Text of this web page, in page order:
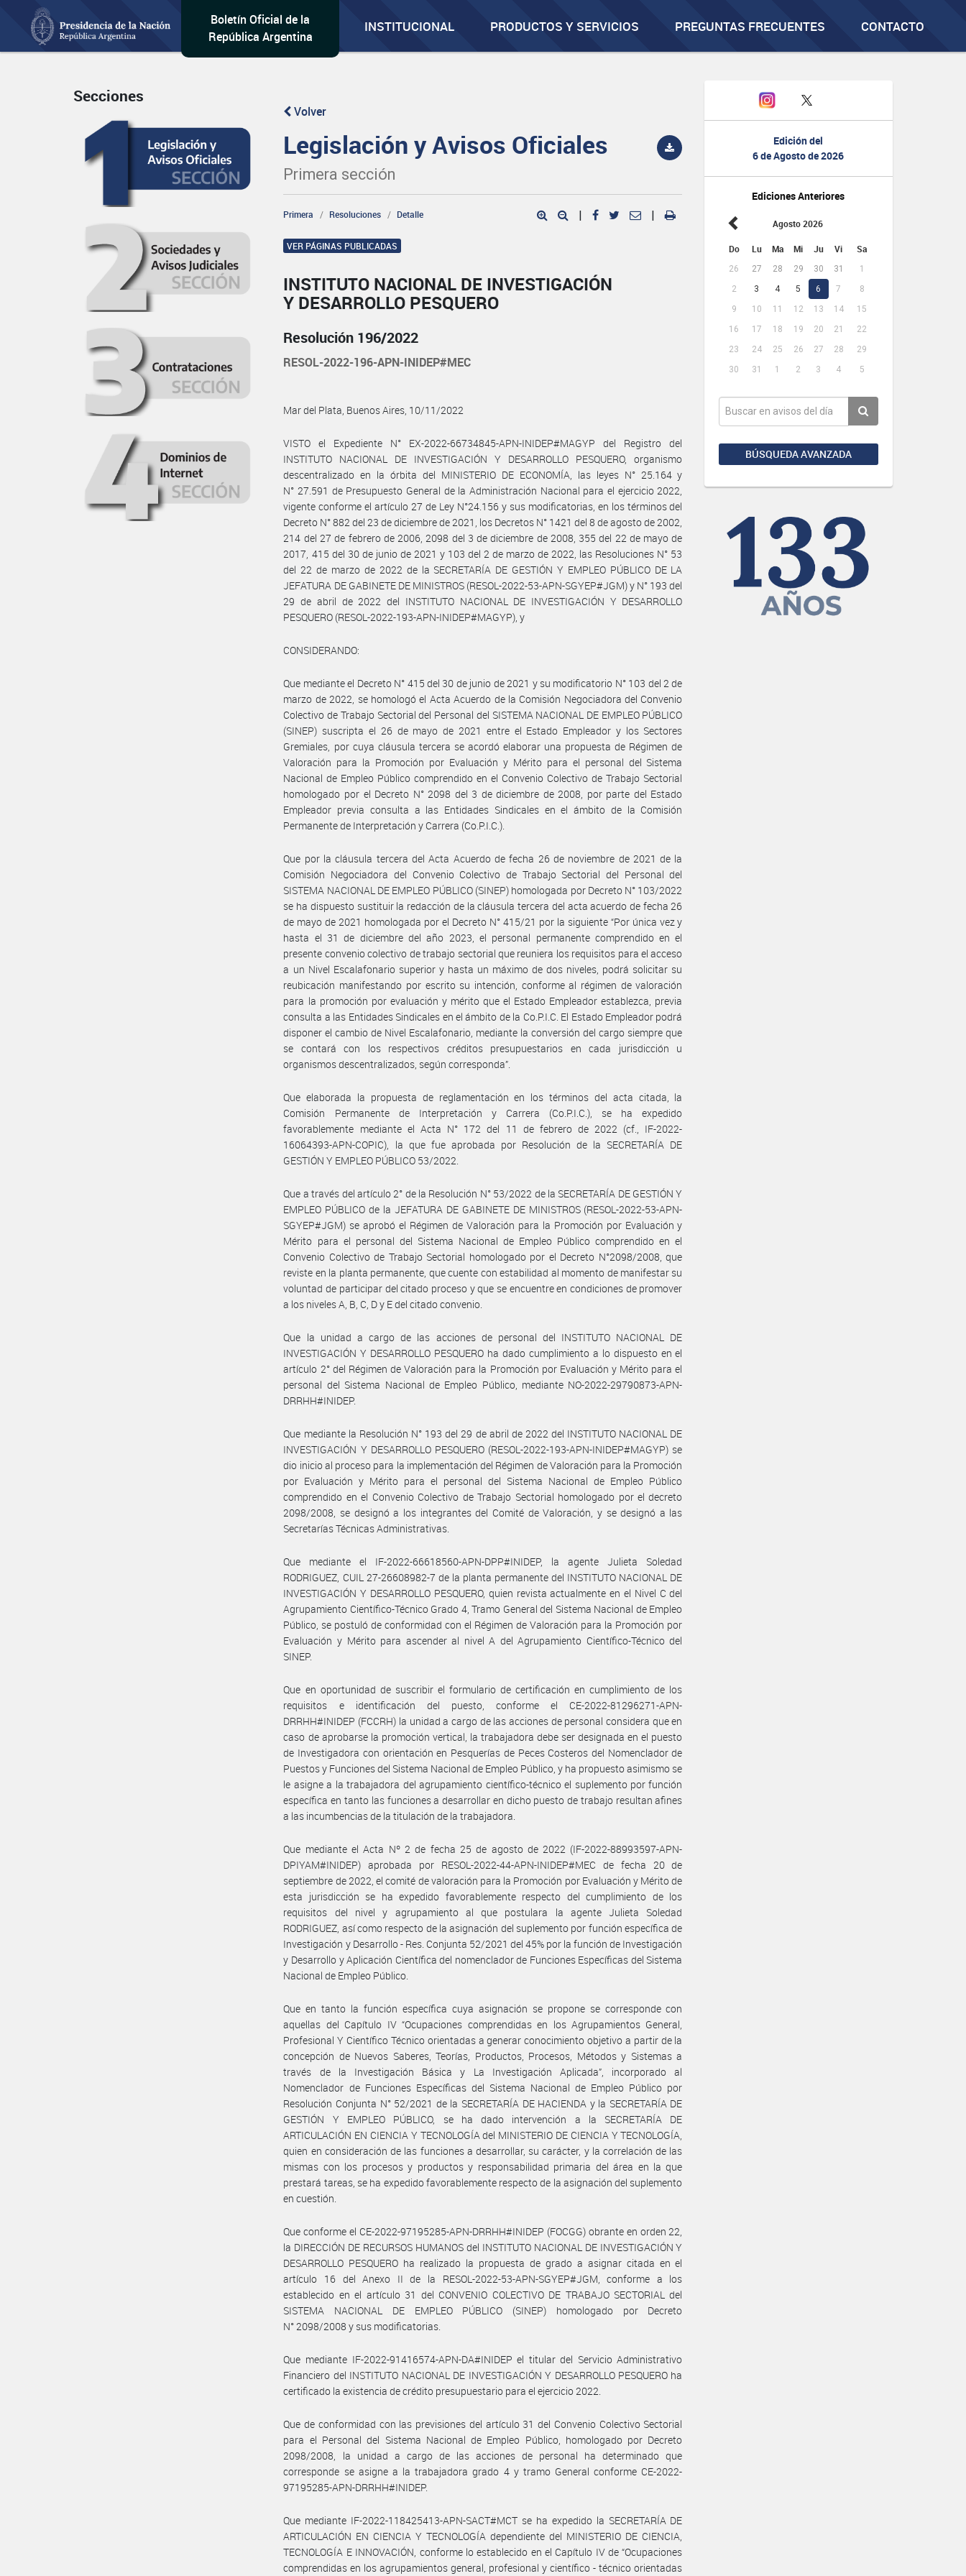
Boletín Oficial de la
República Argentina
INSTITUCIONAL PRODUCTOS Y SERVICIOS PREGUNTAS FRECUENTES CONTACTO
Edición del
6 de Agosto de 2026
Ediciones Anteriores
Agosto 2026
Do Lu Ma Mi Ju Vi Sa
26 27 28 29 30 31
1
2
3 4 5 6 7
8
9
10 11 12 13 14
15
16
17 18 19 20 21
22
23
24 25 26 27 28
29
30
31 1 2 3 4 5
BÚSQUEDA AVANZADA
Secciones
Volver
Legislación y Avisos Oficiales
Primera sección
Primera Resoluciones Detalle | |
VER PÁGINAS PUBLICADAS
INSTITUTO NACIONAL DE INVESTIGACIÓN
Y DESARROLLO PESQUERO
Resolución 196/2022
RESOL-2022-196-APN-INIDEP#MEC
Mar del Plata, Buenos Aires, 10/11/2022
VISTO el Expediente N° EX-2022-66734845-APN-INIDEP#MAGYP del Registro del
INSTITUTO NACIONAL DE INVESTIGACIÓN Y DESARROLLO PESQUERO, organismo
descentralizado en la órbita del MINISTERIO DE ECONOMÍA, las leyes N° 25.164 y
N° 27.591 de Presupuesto General de la Administración Nacional para el ejercicio 2022,
vigente conforme el artículo 27 de Ley N°24.156 y sus modificatorias, en los términos del
Decreto N° 882 del 23 de diciembre de 2021, los Decretos N° 1421 del 8 de agosto de 2002,
214 del 27 de febrero de 2006, 2098 del 3 de diciembre de 2008, 355 del 22 de mayo de
2017, 415 del 30 de junio de 2021 y 103 del 2 de marzo de 2022, las Resoluciones N° 53
del 22 de marzo de 2022 de la SECRETARÍA DE GESTIÓN Y EMPLEO PÚBLICO DE LA
JEFATURA DE GABINETE DE MINISTROS (RESOL-2022-53-APN-SGYEP#JGM) y N° 193 del
29 de abril de 2022 del INSTITUTO NACIONAL DE INVESTIGACIÓN Y DESARROLLO
PESQUERO (RESOL-2022-193-APN-INIDEP#MAGYP), y
CONSIDERANDO:
Que mediante el Decreto N° 415 del 30 de junio de 2021 y su modificatorio N° 103 del 2 de
marzo de 2022, se homologó el Acta Acuerdo de la Comisión Negociadora del Convenio
Colectivo de Trabajo Sectorial del Personal del SISTEMA NACIONAL DE EMPLEO PÚBLICO
(SINEP) suscripta el 26 de mayo de 2021 entre el Estado Empleador y los Sectores
Gremiales, por cuya cláusula tercera se acordó elaborar una propuesta de Régimen de
Valoración para la Promoción por Evaluación y Mérito para el personal del Sistema
Nacional de Empleo Público comprendido en el Convenio Colectivo de Trabajo Sectorial
homologado por el Decreto N° 2098 del 3 de diciembre de 2008, por parte del Estado
Empleador previa consulta a las Entidades Sindicales en el ámbito de la Comisión
Permanente de Interpretación y Carrera (Co.P.I.C.).
Que por la cláusula tercera del Acta Acuerdo de fecha 26 de noviembre de 2021 de la
Comisión Negociadora del Convenio Colectivo de Trabajo Sectorial del Personal del
SISTEMA NACIONAL DE EMPLEO PÚBLICO (SINEP) homologada por Decreto N° 103/2022
se ha dispuesto sustituir la redacción de la cláusula tercera del acta acuerdo de fecha 26
de mayo de 2021 homologada por el Decreto N° 415/21 por la siguiente “Por única vez y
hasta el 31 de diciembre del año 2023, el personal permanente comprendido en el
presente convenio colectivo de trabajo sectorial que reuniera los requisitos para el acceso
a un Nivel Escalafonario superior y hasta un máximo de dos niveles, podrá solicitar su
reubicación manifestando por escrito su intención, conforme al régimen de valoración
para la promoción por evaluación y mérito que el Estado Empleador establezca, previa
consulta a las Entidades Sindicales en el ámbito de la Co.P.I.C. El Estado Empleador podrá
disponer el cambio de Nivel Escalafonario, mediante la conversión del cargo siempre que
se contará con los respectivos créditos presupuestarios en cada jurisdicción u
organismos descentralizados, según corresponda”.
Que elaborada la propuesta de reglamentación en los términos del acta citada, la
Comisión Permanente de Interpretación y Carrera (Co.P.I.C.), se ha expedido
favorablemente mediante el Acta N° 172 del 11 de febrero de 2022 (cf., IF-2022-
16064393-APN-COPIC), la que fue aprobada por Resolución de la SECRETARÍA DE
GESTIÓN Y EMPLEO PÚBLICO 53/2022.
Que a través del artículo 2° de la Resolución N° 53/2022 de la SECRETARÍA DE GESTIÓN Y
EMPLEO PÚBLICO de la JEFATURA DE GABINETE DE MINISTROS (RESOL-2022-53-APN-
SGYEP#JGM) se aprobó el Régimen de Valoración para la Promoción por Evaluación y
Mérito para el personal del Sistema Nacional de Empleo Público comprendido en el
Convenio Colectivo de Trabajo Sectorial homologado por el Decreto N°2098/2008, que
reviste en la planta permanente, que cuente con estabilidad al momento de manifestar su
voluntad de participar del citado proceso y que se encuentre en condiciones de promover
a los niveles A, B, C, D y E del citado convenio.
Que la unidad a cargo de las acciones de personal del INSTITUTO NACIONAL DE
INVESTIGACIÓN Y DESARROLLO PESQUERO ha dado cumplimiento a lo dispuesto en el
artículo 2° del Régimen de Valoración para la Promoción por Evaluación y Mérito para el
personal del Sistema Nacional de Empleo Público, mediante NO-2022-29790873-APN-
DRRHH#INIDEP.
Que mediante la Resolución N° 193 del 29 de abril de 2022 del INSTITUTO NACIONAL DE
INVESTIGACIÓN Y DESARROLLO PESQUERO (RESOL-2022-193-APN-INIDEP#MAGYP) se
dio inicio al proceso para la implementación del Régimen de Valoración para la Promoción
por Evaluación y Mérito para el personal del Sistema Nacional de Empleo Público
comprendido en el Convenio Colectivo de Trabajo Sectorial homologado por el decreto
2098/2008, se designó a los integrantes del Comité de Valoración, y se designó a las
Secretarías Técnicas Administrativas.
Que mediante el IF-2022-66618560-APN-DPP#INIDEP, la agente Julieta Soledad
RODRIGUEZ, CUIL 27-26608982-7 de la planta permanente del INSTITUTO NACIONAL DE
INVESTIGACIÓN Y DESARROLLO PESQUERO, quien revista actualmente en el Nivel C del
Agrupamiento Científico-Técnico Grado 4, Tramo General del Sistema Nacional de Empleo
Público, se postuló de conformidad con el Régimen de Valoración para la Promoción por
Evaluación y Mérito para ascender al nivel A del Agrupamiento Científico-Técnico del
SINEP.
Que en oportunidad de suscribir el formulario de certificación en cumplimiento de los
requisitos e identificación del puesto, conforme el CE-2022-81296271-APN-
DRRHH#INIDEP (FCCRH) la unidad a cargo de las acciones de personal considera que en
caso de aprobarse la promoción vertical, la trabajadora debe ser designada en el puesto
de Investigadora con orientación en Pesquerías de Peces Costeros del Nomenclador de
Puestos y Funciones del Sistema Nacional de Empleo Público, y ha propuesto asimismo se
le asigne a la trabajadora del agrupamiento científico-técnico el suplemento por función
específica en tanto las funciones a desarrollar en dicho puesto de trabajo resultan afines
a las incumbencias de la titulación de la trabajadora.
Que mediante el Acta Nº 2 de fecha 25 de agosto de 2022 (IF-2022-88993597-APN-
DPIYAM#INIDEP) aprobada por RESOL-2022-44-APN-INIDEP#MEC de fecha 20 de
septiembre de 2022, el comité de valoración para la Promoción por Evaluación y Mérito de
esta jurisdicción se ha expedido favorablemente respecto del cumplimiento de los
requisitos del nivel y agrupamiento al que postulara la agente Julieta Soledad
RODRIGUEZ, así como respecto de la asignación del suplemento por función específica de
Investigación y Desarrollo - Res. Conjunta 52/2021 del 45% por la función de Investigación
y Desarrollo y Aplicación Científica del nomenclador de Funciones Específicas del Sistema
Nacional de Empleo Público.
Que en tanto la función específica cuya asignación se propone se corresponde con
aquellas del Capítulo IV “Ocupaciones comprendidas en los Agrupamientos General,
Profesional Y Científico Técnico orientadas a generar conocimiento objetivo a partir de la
concepción de Nuevos Saberes, Teorías, Productos, Procesos, Métodos y Sistemas a
través de la Investigación Básica y La Investigación Aplicada”, incorporado al
Nomenclador de Funciones Específicas del Sistema Nacional de Empleo Público por
Resolución Conjunta N° 52/2021 de la SECRETARÍA DE HACIENDA y la SECRETARÍA DE
GESTIÓN Y EMPLEO PÚBLICO, se ha dado intervención a la SECRETARÍA DE
ARTICULACIÓN EN CIENCIA Y TECNOLOGÍA del MINISTERIO DE CIENCIA Y TECNOLOGÍA,
quien en consideración de las funciones a desarrollar, su carácter, y la correlación de las
mismas con los procesos y productos y responsabilidad primaria del área en la que
prestará tareas, se ha expedido favorablemente respecto de la asignación del suplemento
en cuestión.
Que conforme el CE-2022-97195285-APN-DRRHH#INIDEP (FOCGG) obrante en orden 22,
la DIRECCIÓN DE RECURSOS HUMANOS del INSTITUTO NACIONAL DE INVESTIGACIÓN Y
DESARROLLO PESQUERO ha realizado la propuesta de grado a asignar citada en el
artículo 16 del Anexo II de la RESOL-2022-53-APN-SGYEP#JGM, conforme a los
establecido en el artículo 31 del CONVENIO COLECTIVO DE TRABAJO SECTORIAL del
SISTEMA NACIONAL DE EMPLEO PÚBLICO (SINEP) homologado por Decreto
N° 2098/2008 y sus modificatorias.
Que mediante IF-2022-91416574-APN-DA#INIDEP el titular del Servicio Administrativo
Financiero del INSTITUTO NACIONAL DE INVESTIGACIÓN Y DESARROLLO PESQUERO ha
certificado la existencia de crédito presupuestario para el ejercicio 2022.
Que de conformidad con las previsiones del artículo 31 del Convenio Colectivo Sectorial
para el Personal del Sistema Nacional de Empleo Público, homologado por Decreto
2098/2008, la unidad a cargo de las acciones de personal ha determinado que
corresponde se asigne a la trabajadora grado 4 y tramo General conforme CE-2022-
97195285-APN-DRRHH#INIDEP.
Que mediante IF-2022-118425413-APN-SACT#MCT se ha expedido la SECRETARÍA DE
ARTICULACIÓN EN CIENCIA Y TECNOLOGÍA dependiente del MINISTERIO DE CIENCIA,
TECNOLOGÍA E INNOVACIÓN, conforme lo establecido en el Capítulo IV de “Ocupaciones
comprendidas en los agrupamientos general, profesional y científico - técnico orientadas